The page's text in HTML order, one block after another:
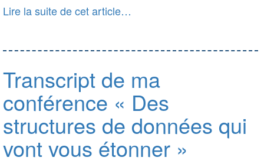
Lire la suite de cet article…
Transcript de ma
conférence « Des
structures de données qui
vont vous étonner »